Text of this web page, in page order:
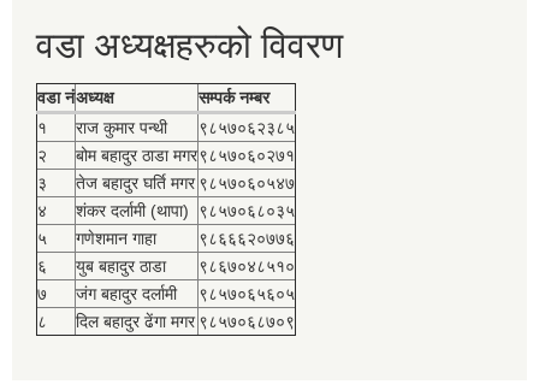
वडा अध्यक्षहरुको विवरण
वडा नंअध्यक्ष
सम्पर्क नम्बर
१
राज कुमार पन्थी
९८५७०६२३८५
२
बोम बहादुर ठाडा मगर९८५७०६०२७१
३
तेज बहादुर घर्ति मगर ९८५७०६०५४७
४
शंकर दर्लामी (थापा)
९८५७०६८०३५
५
गणेशमान गाहा
९८६६६२०७७६
६
युब बहादुर ठाडा
९८६७०४८५१०
७
जंग बहादुर दर्लामी
९८५७०६५६०५
८
दिल बहादुर ढेंगा मगर ९८५७०६८७०९